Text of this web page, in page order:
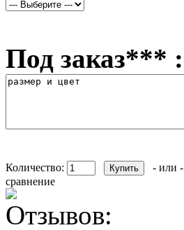
Под заказ*** :
Количество: - или -
сравнение